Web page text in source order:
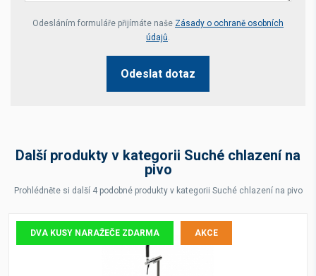
Your website *
Odesláním formuláře přijímáte naše Zásady o ochraně osobních
údajů.
Odeslat dotaz
Další produkty v kategorii Suché chlazení na
pivo
Prohlédněte si další 4 podobné produkty v kategorii Suché chlazení na pivo
DVA KUSY NARAŽEČE ZDARMA AKCE